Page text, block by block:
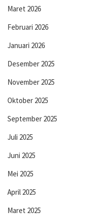
Maret 2026
Februari 2026
Januari 2026
Desember 2025
November 2025
Oktober 2025
September 2025
Juli 2025
Juni 2025
Mei 2025
April 2025
Maret 2025